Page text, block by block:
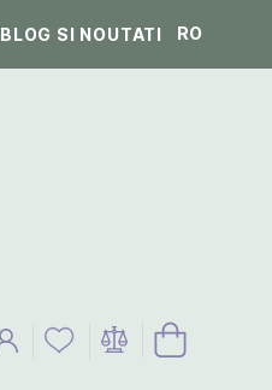
BLOG SI NOUTATI RO